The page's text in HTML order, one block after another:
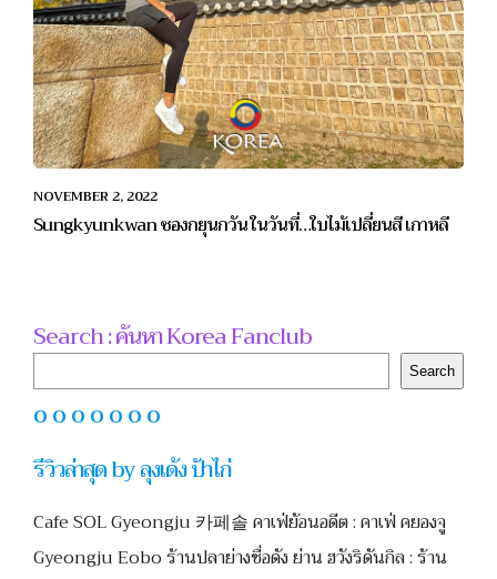
NOVEMBER 2, 2022
Sungkyunkwan ซองกยุนกวัน ในวันที่…ใบไม้เปลี่ยนสี เกาหลี
Search : ค้นหา Korea Fanclub
Search
O O O O O O O
รีวิวล่าสุด by ลุงเด้ง ป้าไก่
Cafe SOL Gyeongju 카페솔 คาเฟ่ย้อนอดีต : คาเฟ่ คยองจู
Gyeongju Eobo ร้านปลาย่างชื่อดัง ย่าน ฮวังริดันกิล : ร้าน